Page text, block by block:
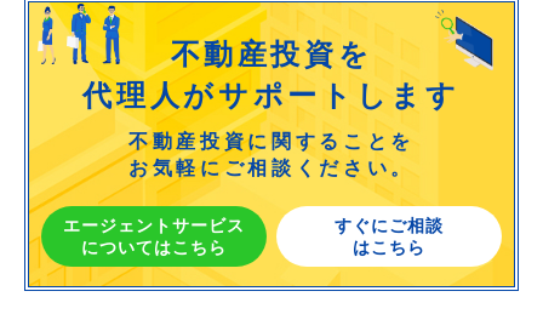
不動産投資を
代理人がサポートします
不動産投資に関することを
お気軽にご相談ください。
エージェントサービス
についてはこちら
すぐにご相談
はこちら